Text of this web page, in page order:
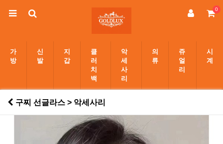
0
가
방
신
발
지
갑
클
러
치
백
악
세
사
리
의
류
쥬
얼
리
시
계
구찌 선글라스 > 악세사리